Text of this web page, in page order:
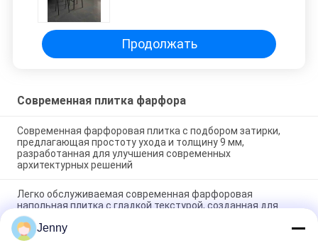
Продолжать
Современная плитка фарфора
Современная фарфоровая плитка с подбором затирки,
предлагающая простоту ухода и толщину 9 мм,
разработанная для улучшения современных
архитектурных решений
Легко обслуживаемая современная фарфоровая
напольная плитка с гладкой текстурой, созданная для
обеспечения гладкой поверхности, устойчивой к пятнам и
ежедневному износу
Jenny